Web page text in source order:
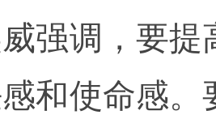
调，要提
和使命感